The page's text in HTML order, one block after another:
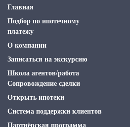
Главная
Подбор по ипотечному
платежу
О компании
Записаться на экскурсию
Школа агентов/работа
Сопровождение сделки
Открыть ипотеки
Система поддержки клиентов
Партнёрская программа